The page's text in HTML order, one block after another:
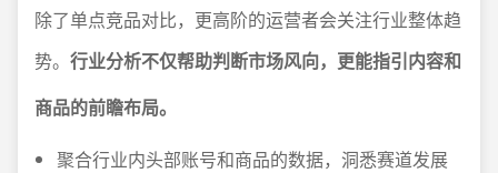
除了单点竞品对比，更高阶的运营者会关注行业整体趋
势。 行业分析不仅帮助判断市场风向，更能指引内容和
商品的前瞻布局。
聚合行业内头部账号和商品的数据，洞悉赛道发展